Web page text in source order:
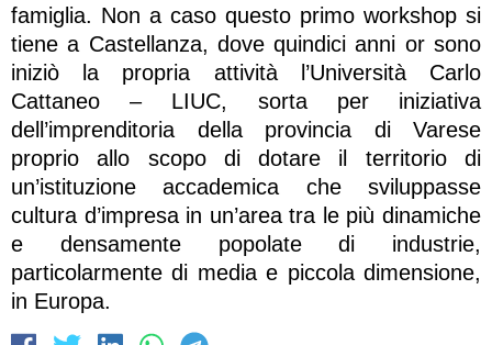
famiglia. Non a caso questo primo workshop si
tiene a Castellanza, dove quindici anni or sono
iniziò la propria attività l’Università Carlo
Cattaneo – LIUC, sorta per iniziativa
dell’imprenditoria della provincia di Varese
proprio allo scopo di dotare il territorio di
un’istituzione accademica che sviluppasse
cultura d’impresa in un’area tra le più dinamiche
e densamente popolate di industrie,
particolarmente di media e piccola dimensione,
in Europa.